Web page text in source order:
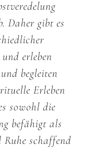
Daher gibt es
erleben
begleiten
Erleben
sowohl die
befähigt als
schaffend